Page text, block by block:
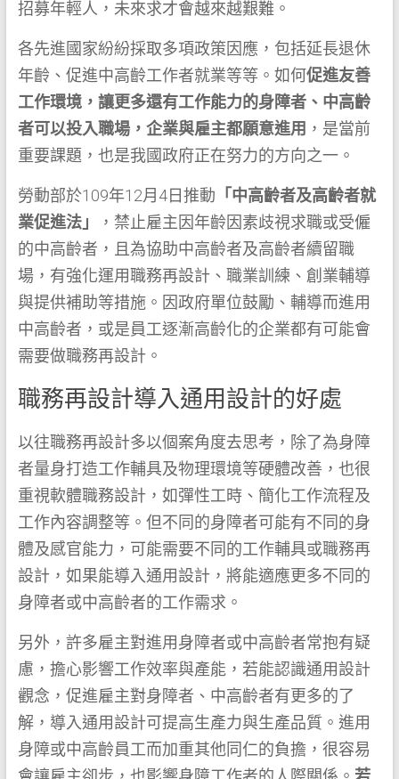
招募年輕人，未來求才會越來越艱難。
各先進國家紛紛採取多項政策因應，包括延長退休
年齡、促進中高齡工作者就業等等。如何促進友善
工作環境，讓更多還有工作能力的身障者、中高齡
者可以投入職場，企業與雇主都願意進用 ，是當前
重要課題，也是我國政府正在努力的方向之一。
勞動部於109年12月4日推動 「中高齡者及高齡者就
業促進法」
，禁止雇主因年齡因素歧視求職或受僱
的中高齡者，且為協助中高齡者及高齡者續留職
場，有強化運用職務再設計、職業訓練、創業輔導
與提供補助等措施。因政府單位鼓勵、輔導而進用
中高齡者，或是員工逐漸高齡化的企業都有可能會
需要做職務再設計。
職務再設計導入通用設計的好處
以往職務再設計多以個案角度去思考，除了為身障
者量身打造工作輔具及物理環境等硬體改善，也很
重視軟體職務設計，如彈性工時、簡化工作流程及
工作內容調整等。但不同的身障者可能有不同的身
體及感官能力，可能需要不同的工作輔具或職務再
設計，如果能導入通用設計，將能適應更多不同的
身障者或中高齡者的工作需求。
另外，許多雇主對進用身障者或中高齡者常抱有疑
慮，擔心影響工作效率與產能，若能認識通用設計
觀念，促進雇主對身障者、中高齡者有更多的了
解，導入通用設計可提高生產力與生產品質。進用
身障或中高齡員工而加重其他同仁的負擔，很容易